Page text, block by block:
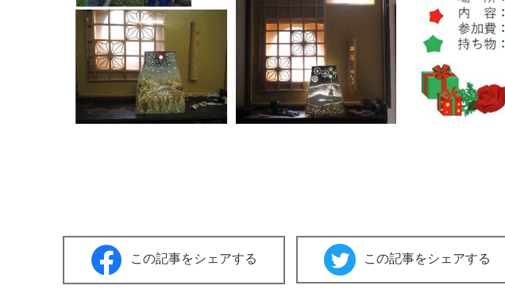
この記事をシェアする この記事をシェアする